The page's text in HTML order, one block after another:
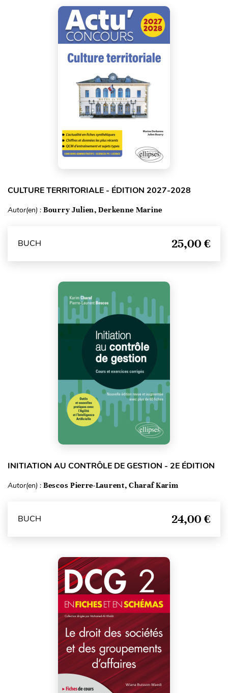
CULTURE TERRITORIALE - ÉDITION 2027-2028
Autor(en) : Bourry Julien, Derkenne Marine
BUCH 25,00 €
INITIATION AU CONTRÔLE DE GESTION - 2E ÉDITION
Autor(en) : Bescos Pierre-Laurent, Charaf Karim
BUCH 24,00 €